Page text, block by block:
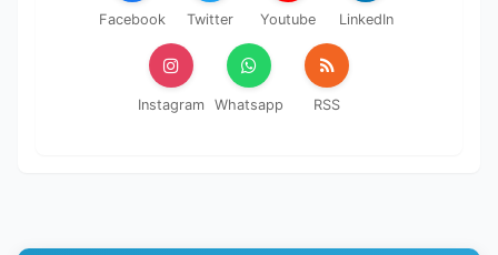
Facebook Twitter Youtube LinkedIn
Instagram Whatsapp RSS